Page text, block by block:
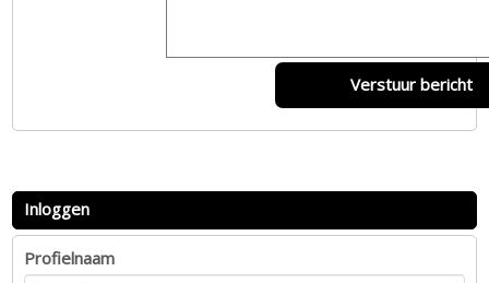
Verstuur bericht
Inloggen
Profielnaam